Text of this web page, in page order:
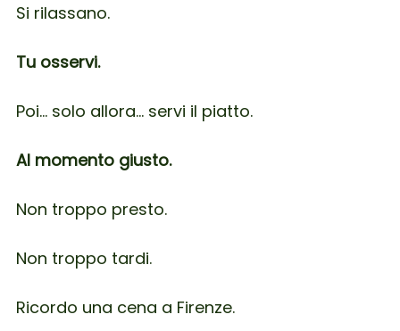
Si rilassano.
Tu osservi.
Poi… solo allora… servi il piatto.
Al momento giusto.
Non troppo presto.
Non troppo tardi.
Ricordo una cena a Firenze.